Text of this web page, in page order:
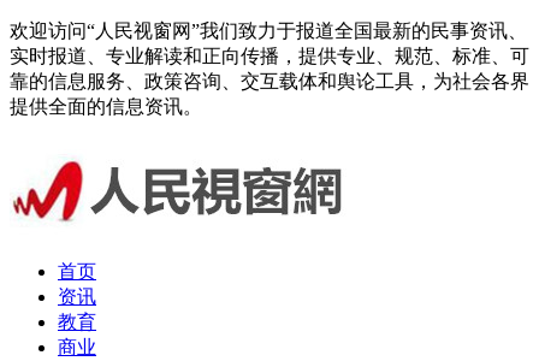
欢迎访问“人民视窗网”我们致力于报道全国最新的民事资讯、
实时报道、专业解读和正向传播，提供专业、规范、标准、可
靠的信息服务、政策咨询、交互载体和舆论工具，为社会各界
提供全面的信息资讯。
首页
资讯
教育
商业